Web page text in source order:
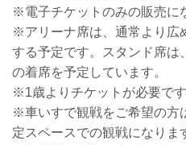
※電子チケットのみの販売に
※アリーナ席は、通常より広
する予定です。スタンド席は
の着席を予定しています。
※1歳よりチケットが必要です
※車いすで観戦をご希望の方
定スペースでの観戦になりま